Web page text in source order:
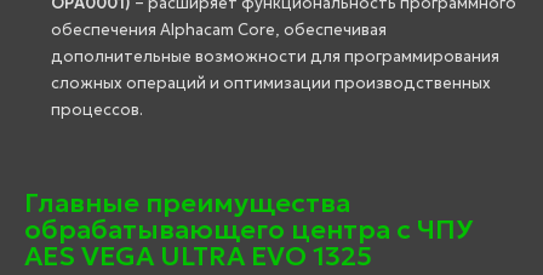
обеспечения Alphacam Core, обеспечивая
дополнительные возможности для программирования
сложных операций и оптимизации производственных
процессов.
Главные преимущества
обрабатывающего центра с ЧПУ
AES VEGA ULTRA EVO 1325